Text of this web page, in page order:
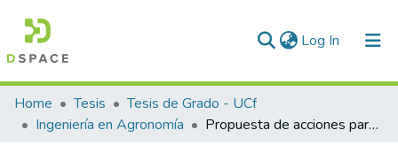
Log In (current)
Communities & Collections
All of DSpace
Home Tesis
Tesis de Grado - UCf
Ingeniería en Agronomía
Propuesta de acciones para incrementar la gestión ambiental en la UEB de Transportación y Servicios a la Mecanización del Municipio Rodas